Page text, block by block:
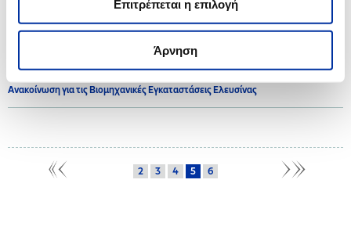
Επιτρέπεται η επιλογή
Άρνηση
2017
21.07.2017
Ανακοίνωση για τις Βιομηχανικές Εγκαταστάσεις Ελευσίνας
2 3 4 5 6